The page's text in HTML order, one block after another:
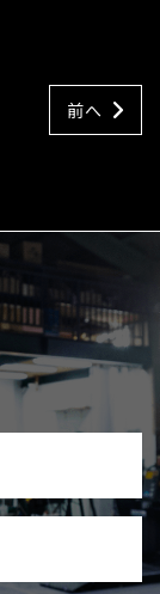
前へ